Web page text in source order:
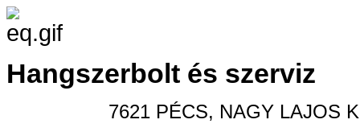
Hangszerbolt és szerviz
7621 PÉCS, NAGY LAJOS